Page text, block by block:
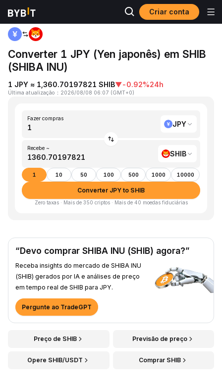
Criar conta
Página inicial
Converter 1 JPY (Yen japonês) em SHIB
(SHIBA INU)
1 JPY ≈ 1,360.70197821 SHIB▼-0.92%24h
Última atualização ： 2026/08/08 06:07 (GMT+0)
Fazer compras
JPY
Recebe ~
SHIB
1 10 50 100 500 1000 10000
Converter JPY to SHIB
Zero taxas · Mais de 350 criptos · Mais de 40 moedas fiduciárias
“Devo comprar SHIBA INU (SHIB) agora?”
Receba insights do mercado de SHIBA INU
(SHIB) gerados por IA e análises de preço
em tempo real de SHIB para JPY.
Pergunte ao TradeGPT
Preço de SHIB Previsão de preço
Opere SHIB/USDT Comprar SHIB